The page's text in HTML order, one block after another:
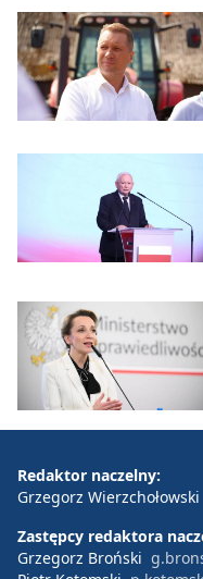
Redaktor naczelny:
Grzegorz Wierzchołowski
Zastępcy redaktora
Grzegorz Broński